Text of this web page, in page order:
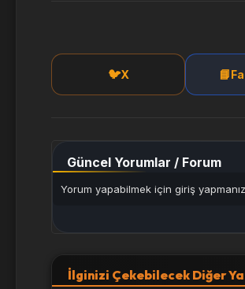
🐦X 📘
Güncel Yorumlar / Forum
Yorum yapabilmek için giriş
İlginizi Çekebilecek Diğer